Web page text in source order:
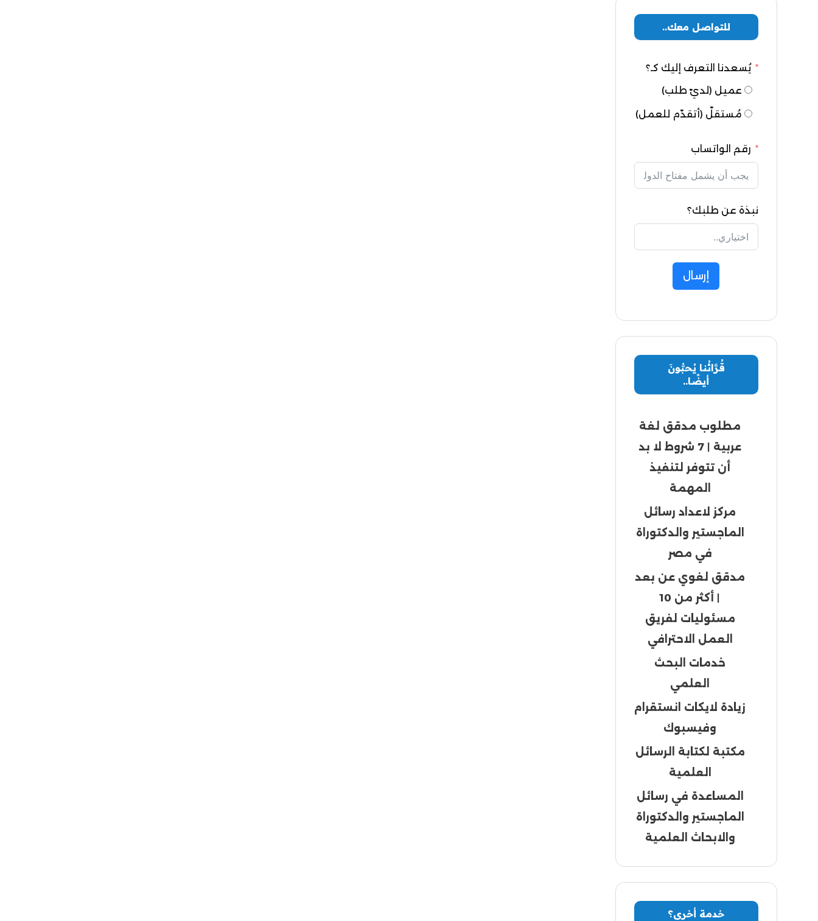
للتواصل معك..
يُسعدنا التعرف إليك كـ؟
عميل (لديّ طلب)
مُستقلّ (أتقدّم للعمل)
رقم الواتساب
نبذة عن طلبك؟
إرسال
قُرَّائُنا يُحبُّونَ
أيضًا..
مطلوب مدقق لغة
عربية | 7 شروط لا بد
أن تتوفر لتنفيذ
المهمة
مركز لاعداد رسائل
الماجستير والدكتوراة
في مصر
مدقق لغوي عن بعد
| أكثر من 10
مسئوليات لفريق
العمل الاحترافي
خدمات البحث
العلمي
زيادة لايكات انستقرام
وفيسبوك
مكتبة لكتابة الرسائل
العلمية
المساعدة في رسائل
الماجستير والدكتوراة
والابحاث العلمية
خدمة أخرى؟